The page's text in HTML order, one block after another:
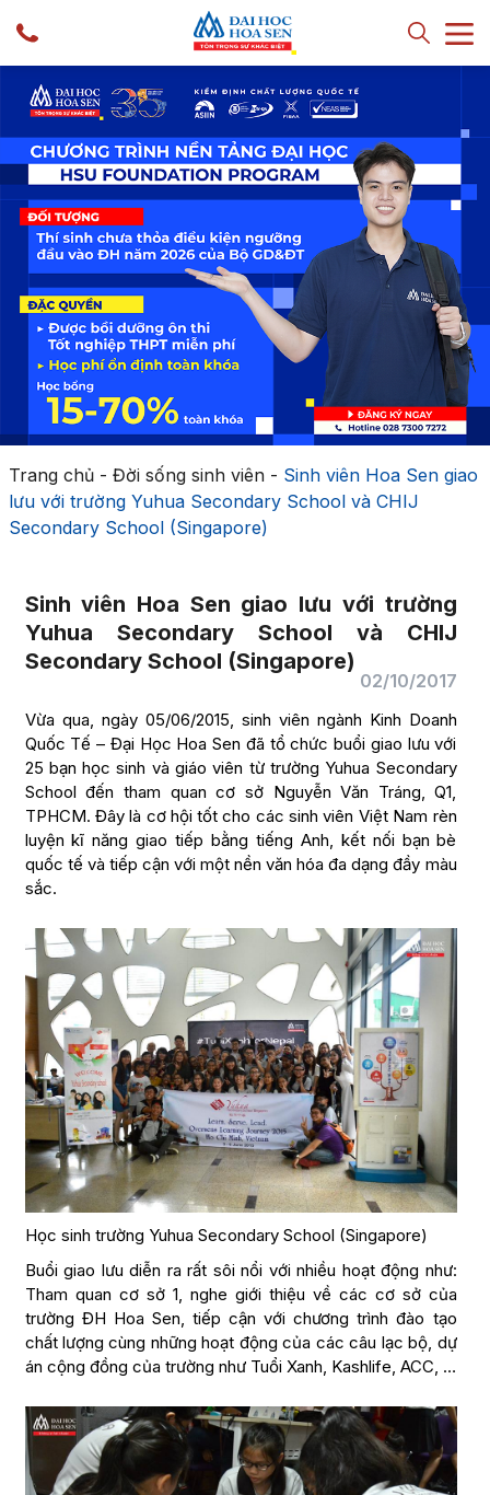
Trang chủ- Đời sống sinh viên- Sinh viên Hoa Sen giao
lưu với trường Yuhua Secondary School và CHIJ
Secondary School (Singapore)
Sinh viên Hoa Sen giao lưu với trường
Yuhua Secondary School và CHIJ
Secondary School (Singapore)
02/10/2017
Vừa qua, ngày 05/06/2015, sinh viên ngành Kinh Doanh
Quốc Tế – Đại Học Hoa Sen đã tổ chức buổi giao lưu với
25 bạn học sinh và giáo viên từ trường Yuhua Secondary
School đến tham quan cơ sở Nguyễn Văn Tráng, Q1,
TPHCM. Đây là cơ hội tốt cho các sinh viên Việt Nam rèn
luyện kĩ năng giao tiếp bằng tiếng Anh, kết nối bạn bè
quốc tế và tiếp cận với một nền văn hóa đa dạng đầy màu
sắc.
Học sinh trường Yuhua Secondary School (Singapore)
Buổi giao lưu diễn ra rất sôi nổi với nhiều hoạt động như:
Tham quan cơ sở 1, nghe giới thiệu về các cơ sở của
trường ĐH Hoa Sen, tiếp cận với chương trình đào tạo
chất lượng cùng những hoạt động của các câu lạc bộ, dự
án cộng đồng của trường như Tuổi Xanh, Kashlife, ACC, …